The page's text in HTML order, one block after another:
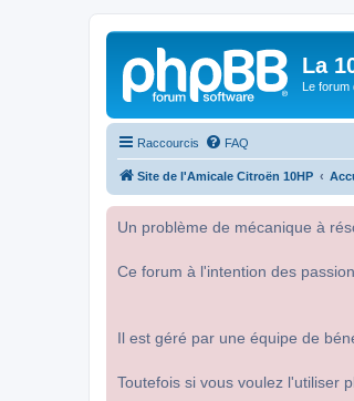
La
Le forum
Raccourcis FAQ
Site de l'Amicale Citroën 10HP
Un problème de mécanique à
Ce forum à l'intention des
Il est géré par une équipe de
Toutefois si vous voulez l'utiliser